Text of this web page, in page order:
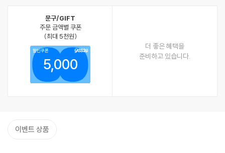
문구/GIFT
주문 금액별 쿠폰
(최대 5천원)
할인쿠폰
5,000
더 좋은 혜택을
준비하고 있습니다.
이벤트 상품